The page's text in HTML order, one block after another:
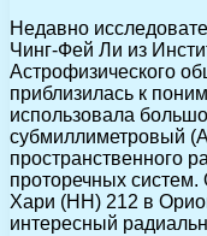
Недавно
Чинг-Фей Ли из
Астрофизического
приблизилась к
использовала
субмиллиметровый
пространственного
проторечных систем.
Хари (HH) 212 в
интересный